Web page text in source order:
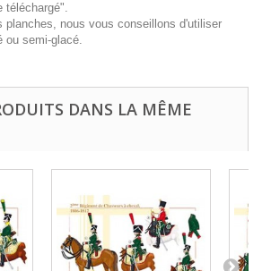
téléchargé".
planches, nous vous conseillons d'utiliser
ou semi-glacé.
DANS LA MÊME